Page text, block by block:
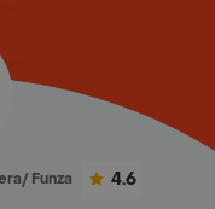
Funza 4.6